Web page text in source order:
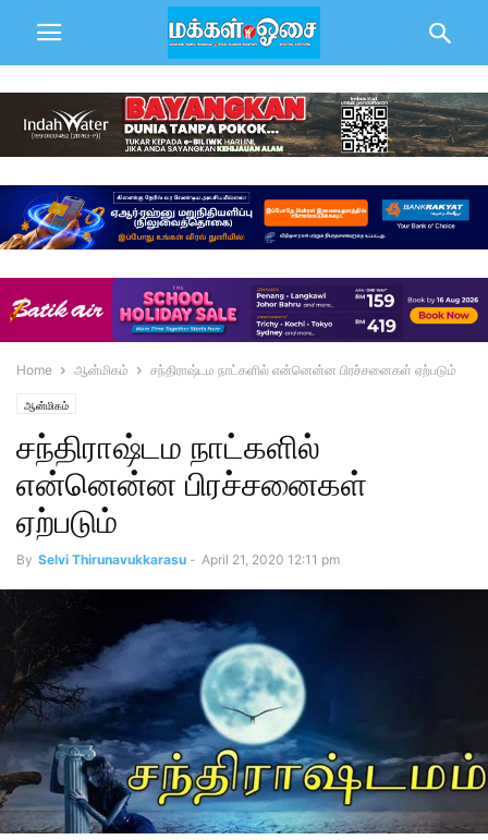
Home ஆன்மிகம் சந்திராஷ்டம நாட்களில் என்னென்ன பிரச்சனைகள் ஏற்படும்
ஆன்மிகம்
சந்திராஷ்டம நாட்களில்
என்னென்ன பிரச்சனைகள்
ஏற்படும்
By Selvi Thirunavukkarasu - April 21, 2020 12:11 pm